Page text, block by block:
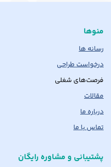
منوها
رسانه ها
درخواست طراحی
فرصت‌های شغلی
مقالات
درباره ما
تماس با ما
پشتیبانی و مشاوره رایگان